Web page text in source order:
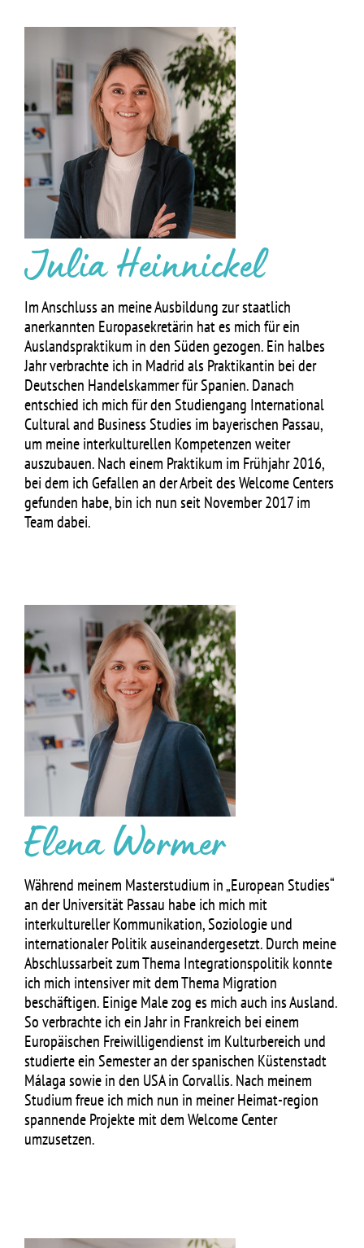
Julia Heinnickel
Im Anschluss an meine Ausbildung zur staatlich
anerkannten Europasekretärin hat es mich für ein
Auslandspraktikum in den Süden gezogen. Ein halbes
Jahr verbrachte ich in Madrid als Praktikantin bei der
Deutschen Handelskammer für Spanien. Danach
entschied ich mich für den Studiengang International
Cultural and Business Studies im bayerischen Passau,
um meine interkulturellen Kompetenzen weiter
auszubauen. Nach einem Praktikum im Frühjahr 2016,
bei dem ich Gefallen an der Arbeit des Welcome Centers
gefunden habe, bin ich nun seit November 2017 im
Team dabei.
Elena Wormer
Während meinem Masterstudium in „European Studies“
an der Universität Passau habe ich mich mit
interkultureller Kommunikation, Soziologie und
internationaler Politik auseinandergesetzt. Durch meine
Abschlussarbeit zum Thema Integrationspolitik konnte
ich mich intensiver mit dem Thema Migration
beschäftigen. Einige Male zog es mich auch ins Ausland.
So verbrachte ich ein Jahr in Frankreich bei einem
Europäischen Freiwilligendienst im Kulturbereich und
studierte ein Semester an der spanischen Küstenstadt
Málaga sowie in den USA in Corvallis. Nach meinem
Studium freue ich mich nun in meiner Heimat-region
spannende Projekte mit dem Welcome Center
umzusetzen.